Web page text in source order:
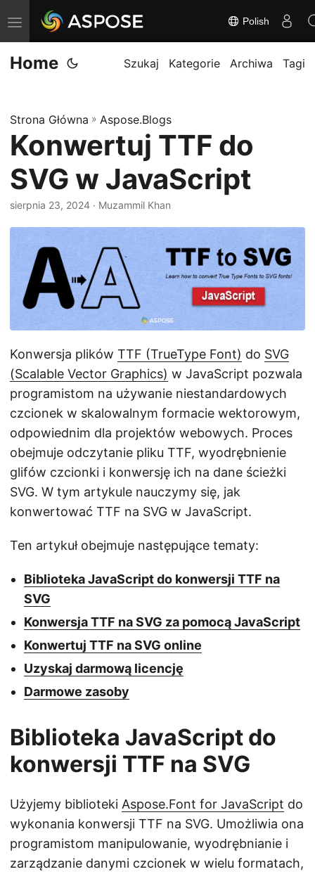
P
r
z
ą
c
n
a
Polish
Home Szukaj Kategorie Archiwa Tagi
Strona Główna » Aspose.Blogs
Konwertuj TTF do
SVG w JavaScript
sierpnia 23, 2024 · Muzammil Khan
Konwersja plików TTF (TrueType Font) do SVG
(Scalable Vector Graphics) w JavaScript pozwala
programistom na używanie niestandardowych
czcionek w skalowalnym formacie wektorowym,
odpowiednim dla projektów webowych. Proces
obejmuje odczytanie pliku TTF, wyodrębnienie
glifów czcionki i konwersję ich na dane ścieżki
SVG. W tym artykule nauczymy się, jak
konwertować TTF na SVG w JavaScript.
Ten artykuł obejmuje następujące tematy:
Biblioteka JavaScript do konwersji TTF na
SVG
Konwersja TTF na SVG za pomocą JavaScript
Konwertuj TTF na SVG online
Uzyskaj darmową licencję
Darmowe zasoby
Biblioteka JavaScript do
konwersji TTF na SVG
Użyjemy biblioteki Aspose.Font for JavaScript do
wykonania konwersji TTF na SVG. Umożliwia ona
programistom manipulowanie, wyodrębnianie i
zarządzanie danymi czcionek w wielu formatach,